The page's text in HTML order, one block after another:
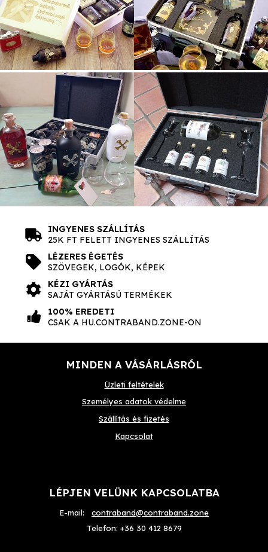
INGYENES SZÁLLÍTÁS
25K FT FELETT INGYENES SZÁLLÍTÁS
LÉZERES ÉGETÉS
SZÖVEGEK, LOGÓK, KÉPEK
KÉZI GYÁRTÁS
SAJÁT GYÁRTÁSÚ TERMÉKEK
100% EREDETI
CSAK A HU.CONTRABAND.ZONE-ON
MINDEN A VÁSÁRLÁSRÓL
Üzleti feltételek
Személyes adatok védelme
Szállítás és fizetés
Kapcsolat
LÉPJEN VELÜNK KAPCSOLATBA
E-mail: contraband@contraband.zone
Telefon: +36 30 412 8679